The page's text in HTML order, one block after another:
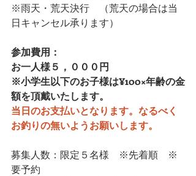
※雨天・荒天決行　（荒天の場合は当
日キャンセル承ります）
参加費用：
お一人様５，０００円
※小学生以下のお子様は¥100×年齢の金
額を頂戴いたします。
当日のお支払いとなります。なるべく
お釣りの無いようお願いします。
募集人数：限定５名様　※先着順　※
要予約